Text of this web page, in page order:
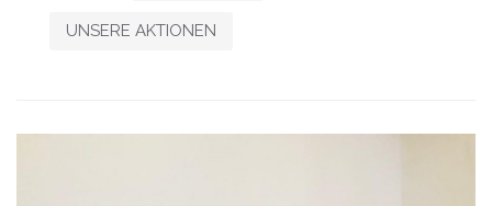
UNSERE AKTIONEN